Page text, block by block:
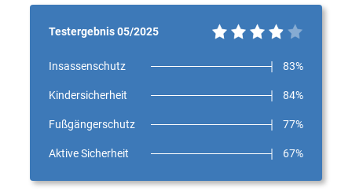
Testergebnis 05/2025
Insassenschutz 83%
Kindersicherheit 84%
Fußgängerschutz 77%
Aktive Sicherheit 67%